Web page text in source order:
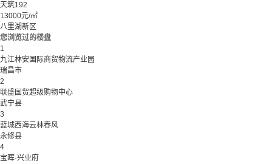
天筑192
13000元/㎡
八里湖新区
您浏览过的楼盘
1
九江林安国际商贸物流产业园
瑞昌市
2
联盛国贸超级购物中心
武宁县
3
蓝城西海云林春风
永修县
4
宝晖·兴业府